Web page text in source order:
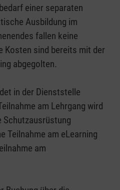
einer separaten
Ausbildung im
fallen keine
Kosten sind bereits mit der
abgegolten.
in der Dienststelle
am Lehrgang wird
Teilnahme am eLearning
am